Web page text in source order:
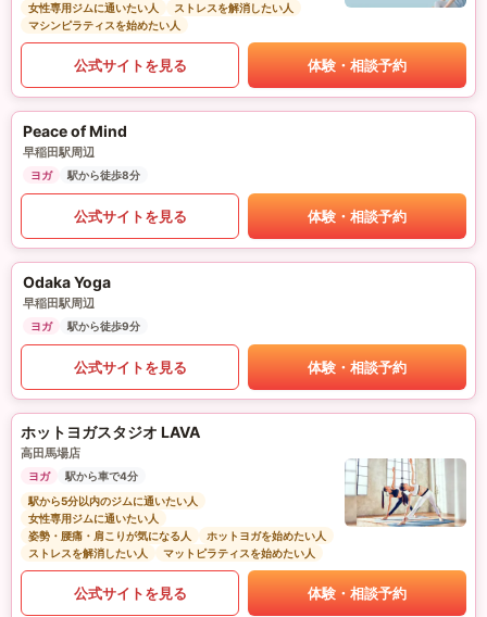
女性専用ジムに通いたい人
ストレスを解消したい人
マシンピラティスを始めたい人
公式サイトを見る 体験・相談予約
Peace of Mind
早稲田駅周辺
ヨガ 駅から徒歩8分
公式サイトを見る 体験・相談予約
Odaka Yoga
早稲田駅周辺
ヨガ 駅から徒歩9分
公式サイトを見る 体験・相談予約
ホットヨガスタジオ LAVA
高田馬場店
ヨガ
駅から車で4分
駅から5分以内のジムに通いたい人
女性専用ジムに通いたい人
姿勢・腰痛・肩こりが気になる人
ホットヨガを始めたい人
ストレスを解消したい人
マットピラティスを始めたい人
公式サイトを見る 体験・相談予約